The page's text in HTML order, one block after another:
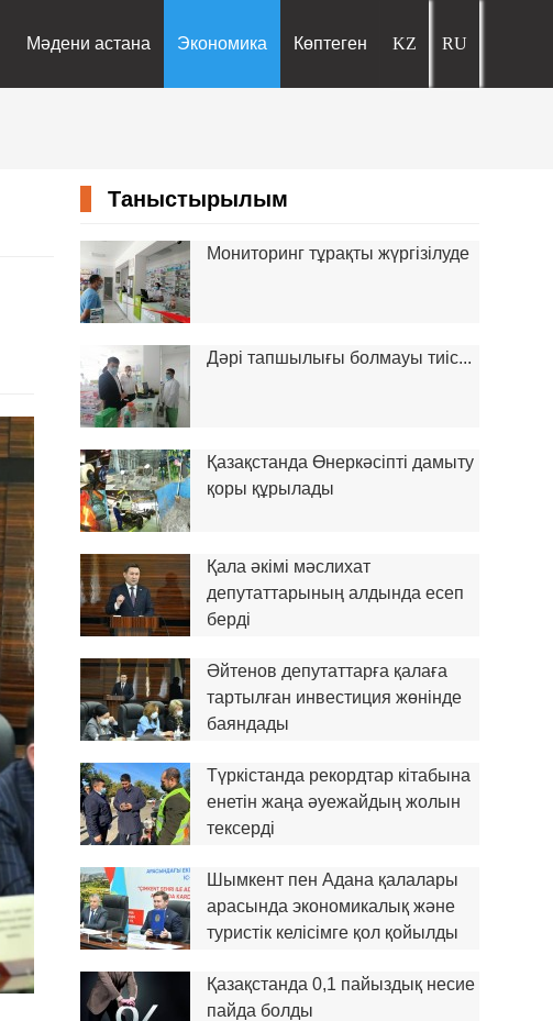
Мәдени астана Экономика Көптеген
Таныстырылым
Мониторинг тұрақты жүргізілуде
Дәрі тапшылығы болмауы тиіс...
Қазақстанда Өнеркәсіпті дамыту
қоры құрылады
Қала әкімі мәслихат
депутаттарының алдында есеп
берді
Әйтенов депутаттарға қалаға
тартылған инвестиция жөнінде
баяндады
Түркістанда рекордтар кітабына
енетін жаңа әуежайдың жолын
тексерді
Шымкент пен Адана қалалары
арасында экономикалық және
туристік келісімге қол қойылды
Қазақстанда 0,1 пайыздық несие
пайда болды